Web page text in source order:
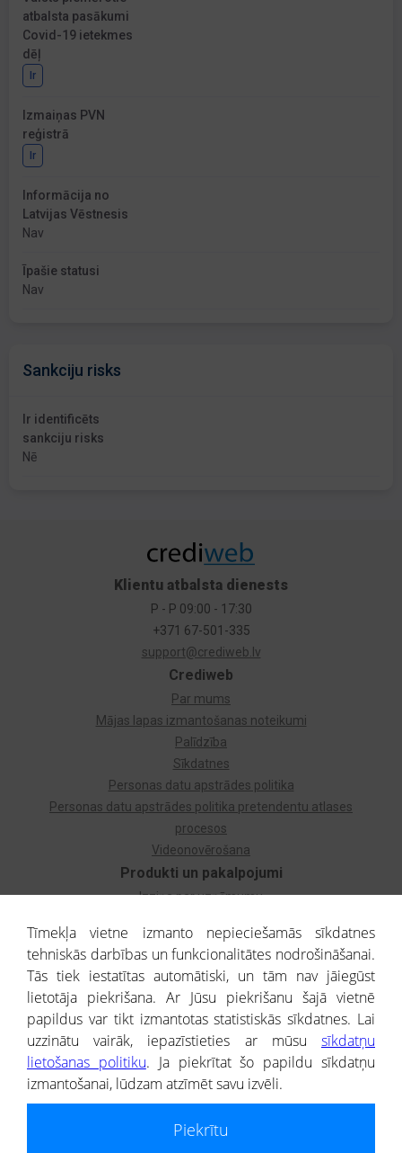
atbalsta pasākumi
Covid-19 ietekmes
dēļ
Ir
Izmaiņas PVN
reģistrā
Ir
Informācija no
Latvijas Vēstnesis
Nav
Īpašie statusi
Nav
Sankciju risks
Ir identificēts
sankciju risks
Nē
Produkti un pakalpojumi
Izziņa par uzņēmumu
Dzimtas koks
Uzņēmumu atlase
Monitorings
Kredītizziņa par ārvalstu uzņēmumiem
Crediweb
Par mums
Mājas lapas izmantošanas noteikumi
Palīdzība
Sīkdatnes
Personas datu apstrādes politika
Personas datu apstrādes politika pretendentu atlases
procesos
Videonovērošana
Klientu atbalsta dienests
P - P 09:00 - 17:30
+371 67-501-335
support@crediweb.lv
® CREDITREFORM Latvija
SIA
Tīmekļa vietne izmanto nepieciešamās sīkdatnes
tehniskās darbības un funkcionalitātes nodrošināšanai.
Tās tiek iestatītas automātiski, un tām nav jāiegūst
lietotāja piekrišana. Ar Jūsu piekrišanu šajā vietnē
papildus var tikt izmantotas statistiskās sīkdatnes. Lai
uzzinātu vairāk, iepazīstieties ar mūsu sīkdatņu
lietošanas politiku. Ja piekrītat šo papildu sīkdatņu
izmantošanai, lūdzam atzīmēt savu izvēli.
Piekrītu